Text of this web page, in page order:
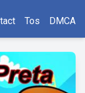
Tos DMCA